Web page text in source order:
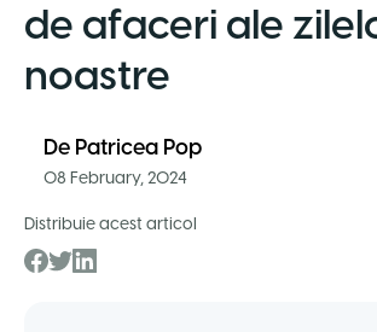
de afaceri ale
noastre
De Patricea Pop
08 February, 2024
Distribuie acest articol